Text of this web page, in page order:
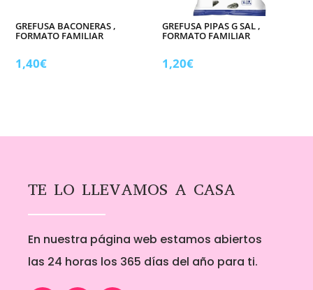
GREFUSA BACONERAS ,
FORMATO FAMILIAR
1,40€
GREFUSA PIPAS G SAL ,
FORMATO FAMILIAR
1,20€
TE LO LLEVAMOS A CASA
En nuestra página web estamos abiertos
las 24 horas los 365 días del año para ti.